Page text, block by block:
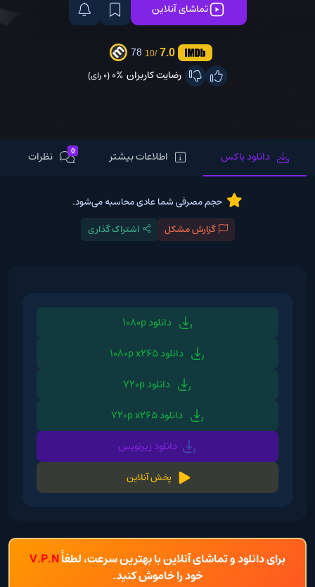
تماشای آنلاین
7.0
/10
78
رضایت کاربران 0%(0 رای)
دانلود باکس اطلاعات بیشتر 0 نظرات
حجم مصرفی شما عادی محاسبه می‌شود.
گزارش مشکل
اشتراک گذاری
دانلود 1080p
دانلود 1080p x265
دانلود 720p
دانلود 720p x265
دانلود زیرنویس
پخش آنلاین
برای دانلود و تماشای آنلاین با بهترین سرعت، لطفاًV.P.N
خود را خاموش کنید.